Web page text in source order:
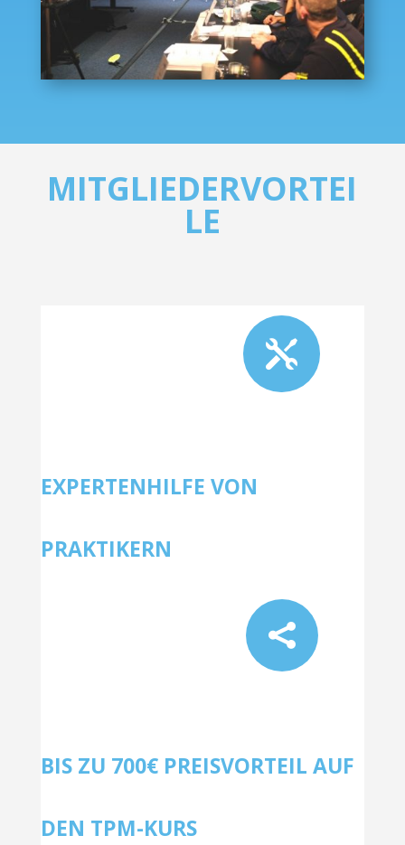
MITGLIEDERVORTEI
LE

EXPERTENHILFE VON
PRAKTIKERN

BIS ZU 700€ PREISVORTEIL AUF
DEN TPM-KURS